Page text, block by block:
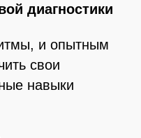
диагностики
и опытным
свои
навыки